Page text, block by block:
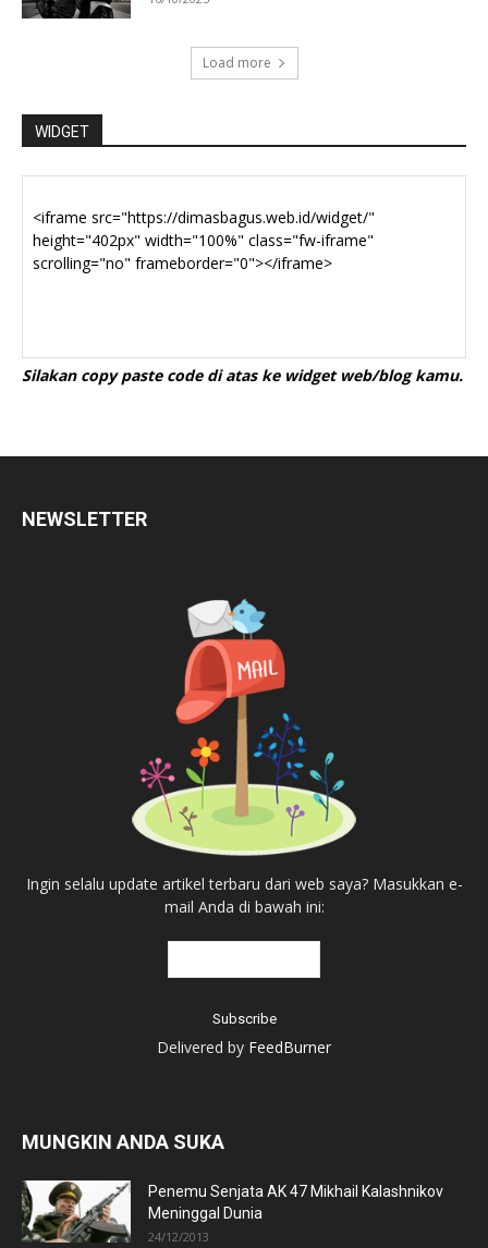
Load more
WIDGET
Silakan copy paste code di atas ke widget web/blog kamu.
NEWSLETTER
Ingin selalu update artikel terbaru dari web saya? Masukkan e-
mail Anda di bawah ini:
Delivered by FeedBurner
MUNGKIN ANDA SUKA
Penemu Senjata AK 47 Mikhail Kalashnikov
Meninggal Dunia
24/12/2013